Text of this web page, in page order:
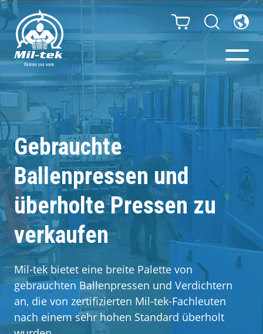
Ballenpressen & Verdichter
Webshop
Abfallsortiersystem
Ihr Unternehmen
Material
Kundenerfahrungen
Kontakt
Gebrauchte
Ballenpressen und
überholte Pressen zu
verkaufen
Mil-tek bietet eine breite Palette von
gebrauchten Ballenpressen und Verdichtern
an, die von zertifizierten Mil-tek-Fachleuten
nach einem sehr hohen Standard überholt